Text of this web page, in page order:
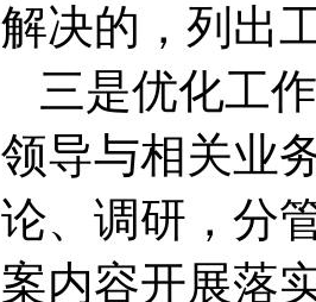
解决的，列出
三是优化工
领导与相关业
论、调研，分
案内容开展落